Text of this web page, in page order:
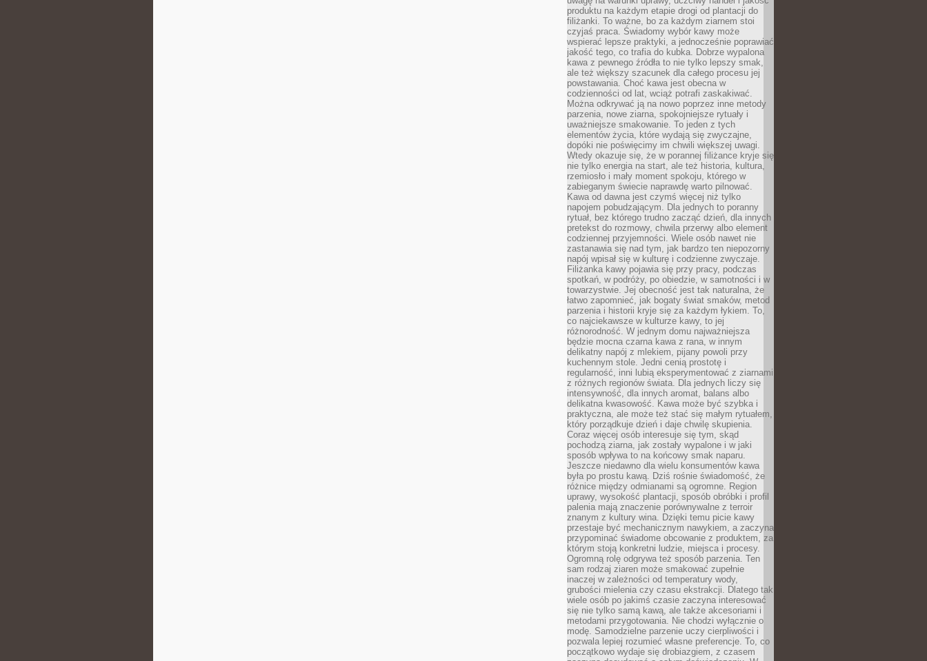
produktu na każdym etapie drogi od plantacji do
filiżanki. To ważne, bo za każdym ziarnem stoi
czyjaś praca. Świadomy wybór kawy może
wspierać lepsze praktyki, a jednocześnie poprawiać
jakość tego, co trafia do kubka. Dobrze wypalona
kawa z pewnego źródła to nie tylko lepszy smak,
ale też większy szacunek dla całego procesu jej
powstawania. Choć kawa jest obecna w
codzienności od lat, wciąż potrafi zaskakiwać.
Można odkrywać ją na nowo poprzez inne metody
parzenia, nowe ziarna, spokojniejsze rytuały i
uważniejsze smakowanie. To jeden z tych
elementów życia, które wydają się zwyczajne,
dopóki nie poświęcimy im chwili większej uwagi.
Wtedy okazuje się, że w porannej filiżance kryje się
nie tylko energia na start, ale też historia, kultura,
rzemiosło i mały moment spokoju, którego w
zabieganym świecie naprawdę warto pilnować.
Kawa od dawna jest czymś więcej niż tylko
napojem pobudzającym. Dla jednych to poranny
rytuał, bez którego trudno zacząć dzień, dla innych
pretekst do rozmowy, chwila przerwy albo element
codziennej przyjemności. Wiele osób nawet nie
zastanawia się nad tym, jak bardzo ten niepozorny
napój wpisał się w kulturę i codzienne zwyczaje.
Filiżanka kawy pojawia się przy pracy, podczas
spotkań, w podróży, po obiedzie, w samotności i w
towarzystwie. Jej obecność jest tak naturalna, że
łatwo zapomnieć, jak bogaty świat smaków, metod
parzenia i historii kryje się za każdym łykiem. To,
co najciekawsze w kulturze kawy, to jej
różnorodność. W jednym domu najważniejsza
będzie mocna czarna kawa z rana, w innym
delikatny napój z mlekiem, pijany powoli przy
kuchennym stole. Jedni cenią prostotę i
regularność, inni lubią eksperymentować z ziarnami
z różnych regionów świata. Dla jednych liczy się
intensywność, dla innych aromat, balans albo
delikatna kwasowość. Kawa może być szybka i
praktyczna, ale może też stać się małym rytuałem,
który porządkuje dzień i daje chwilę skupienia.
Coraz więcej osób interesuje się tym, skąd
pochodzą ziarna, jak zostały wypalone i w jaki
sposób wpływa to na końcowy smak naparu.
Jeszcze niedawno dla wielu konsumentów kawa
była po prostu kawą. Dziś rośnie świadomość, że
różnice między odmianami są ogromne. Region
uprawy, wysokość plantacji, sposób obróbki i profil
palenia mają znaczenie porównywalne z terroir
znanym z kultury wina. Dzięki temu picie kawy
przestaje być mechanicznym nawykiem, a zaczyna
przypominać świadome obcowanie z produktem, za
którym stoją konkretni ludzie, miejsca i procesy.
Ogromną rolę odgrywa też sposób parzenia. Ten
sam rodzaj ziaren może smakować zupełnie
inaczej w zależności od temperatury wody,
grubości mielenia czy czasu ekstrakcji. Dlatego tak
wiele osób po jakimś czasie zaczyna interesować
się nie tylko samą kawą, ale także akcesoriami i
metodami przygotowania. Nie chodzi wyłącznie o
modę. Samodzielne parzenie uczy cierpliwości i
pozwala lepiej rozumieć własne preferencje. To, co
początkowo wydaje się drobiazgiem, z czasem